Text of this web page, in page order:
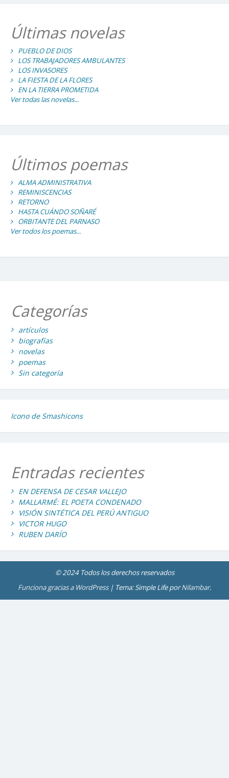
Últimas novelas
PUEBLO DE DIOS
LOS TRABAJADORES AMBULANTES
LOS INVASORES
LA FIESTA DE LA FLORES
EN LA TIERRA PROMETIDA
Ver todas las novelas...
Últimos poemas
ALMA ADMINISTRATIVA
REMINISCENCIAS
RETORNO
HASTA CUÁNDO SOÑARÉ
ORBITANTE DEL PARNASO
Ver todos los poemas...
Categorías
artículos
biografías
novelas
poemas
Sin categoría
Icono de Smashicons
Entradas recientes
EN DEFENSA DE CESAR VALLEJO
MALLARMÉ: EL POETA CONDENADO
VISIÓN SINTÉTICA DEL PERÚ ANTIGUO
VICTOR HUGO
RUBEN DARÍO
© 2024 Todos los derechos reservados
Funciona gracias a WordPress | Tema: Simple Life porNilambar.